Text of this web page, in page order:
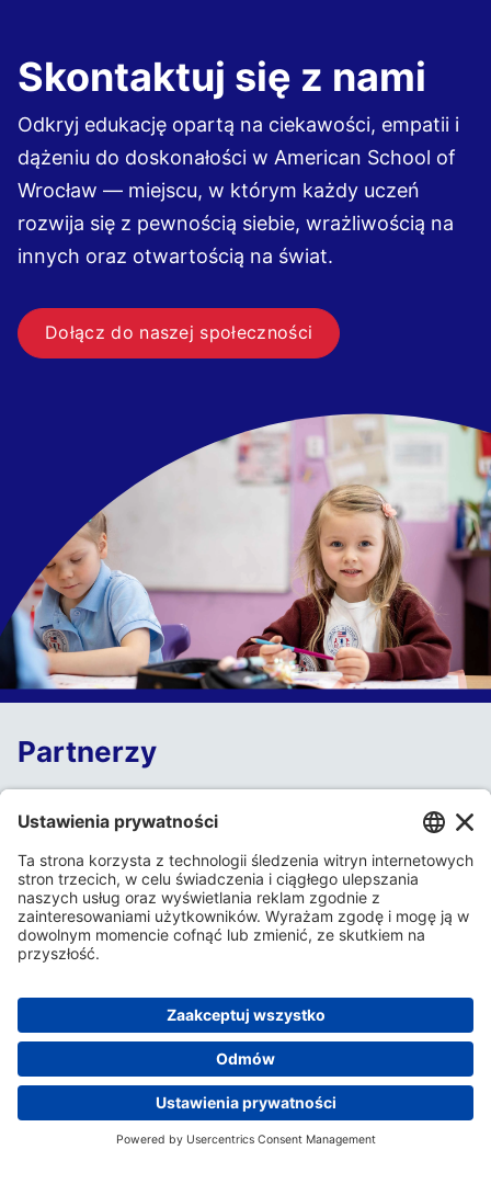
Dołącz do Naszego Dnia Otwartego
Nie przegap tego!
Skontaktuj się z nami
Odkryj edukację opartą na ciekawości, empatii i
dążeniu do doskonałości w American School of
Wrocław — miejscu, w którym każdy uczeń
rozwija się z pewnością siebie, wrażliwością na
innych oraz otwartością na świat.
Dołącz do naszej społeczności
Partnerzy